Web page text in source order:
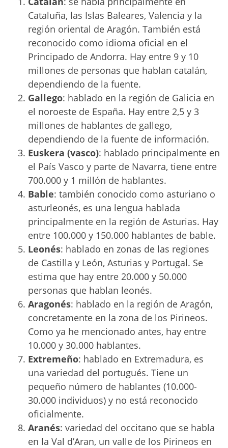
Cataluña, las Islas Baleares, Valencia y la
región oriental de Aragón. También está
reconocido como idioma oficial en el
Principado de Andorra. Hay entre 9 y 10
millones de personas que hablan catalán,
dependiendo de la fuente.
Gallego: hablado en la región de Galicia en
el noroeste de España. Hay entre 2,5 y 3
millones de hablantes de gallego,
dependiendo de la fuente de información.
Euskera (vasco): hablado principalmente en
el País Vasco y parte de Navarra, tiene entre
700.000 y 1 millón de hablantes.
Bable: también conocido como asturiano o
asturleonés, es una lengua hablada
principalmente en la región de Asturias. Hay
entre 100.000 y 150.000 hablantes de bable.
Leonés: hablado en zonas de las regiones
de Castilla y León, Asturias y Portugal. Se
estima que hay entre 20.000 y 50.000
personas que hablan leonés.
Aragonés: hablado en la región de Aragón,
concretamente en la zona de los Pirineos.
Como ya he mencionado antes, hay entre
10.000 y 30.000 hablantes.
Extremeño: hablado en Extremadura, es
una variedad del portugués. Tiene un
pequeño número de hablantes (10.000-
30.000 individuos) y no está reconocido
oficialmente.
Aranés: variedad del occitano que se habla
en la Val d’Aran, un valle de los Pirineos en